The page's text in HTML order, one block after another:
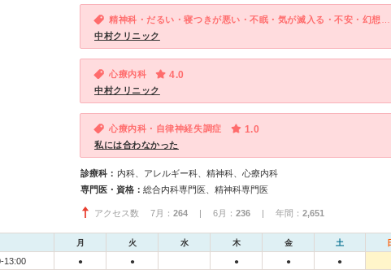
中村クリニック
心療内科 4.0
中村クリニック
心療内科・自律神経失調症 1.0
私には合わなかった
診療科： 内科、アレルギー科、精神科、心療内科
専門医・資格： 総合内科専門医、精神科専門医
アクセス数 7月： 264 | 6月： 236 | 年間： 2,651
月 火 水 木 金 土
13:00 ● ● ● ● ●